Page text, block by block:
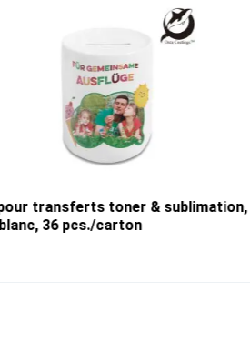
transferts toner & sublimation,
36 pcs./carton